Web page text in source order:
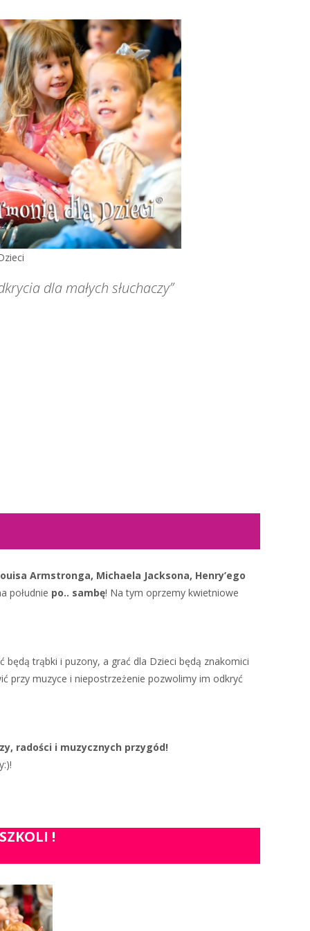
dla małych słuchaczy”
Armstronga, Michaela Jacksona, Henry’ego
południe po.. sambę! Na tym oprzemy kwietniowe
trąbki i puzony, a grać dla Dzieci będą znakomici
przy muzyce i niepostrzeżenie pozwolimy im odkryć
radości i muzycznych przygód!
!